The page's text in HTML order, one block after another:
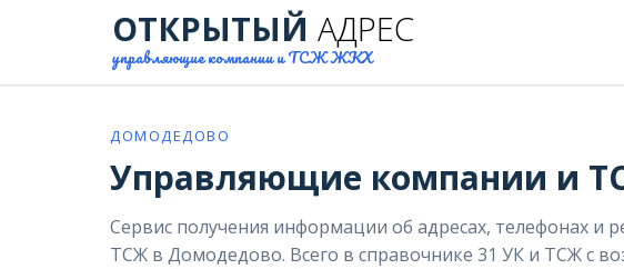
ОТКРЫТЫЙ АДРЕС
управляющие компании и ТСЖ ЖКХ
ДОМОДЕДОВО
Управляющие компании и
Сервис получения информации об адресах, телефонах и
ТСЖ в Домодедово. Всего в справочнике 31 УК и ТСЖ с